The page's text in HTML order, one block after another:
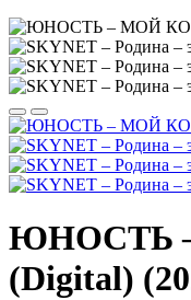
ЮНОСТЬ
(Digital)